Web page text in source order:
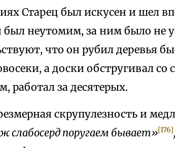
Старец был искусен и шел
был неутомим, за ним было не
что он рубил деревья
а доски обстругивал со
работал за десятерых.
скрупулезность и
слабосерд поругаем бывает»[176],